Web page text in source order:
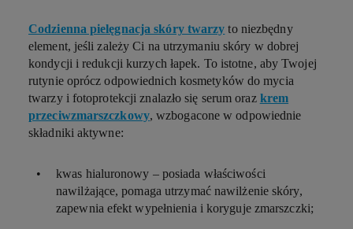
Codzienna pielęgnacja skóry twarzy to niezbędny
element, jeśli zależy Ci na utrzymaniu skóry w dobrej
kondycji i redukcji kurzych łapek. To istotne, aby Twojej
rutynie oprócz odpowiednich kosmetyków do mycia
twarzy i fotoprotekcji znalazło się serum oraz krem
przeciwzmarszczkowy, wzbogacone w odpowiednie
składniki aktywne:
kwas hialuronowy – posiada właściwości
nawilżające, pomaga utrzymać nawilżenie skóry,
zapewnia efekt wypełnienia i koryguje zmarszczki;